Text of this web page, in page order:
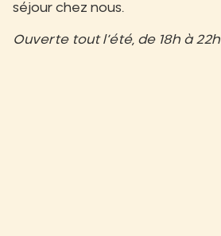
séjour chez nous.
Ouverte tout l’été, de 18h à 22h